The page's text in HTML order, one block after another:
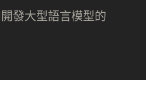
發大型語言模型的